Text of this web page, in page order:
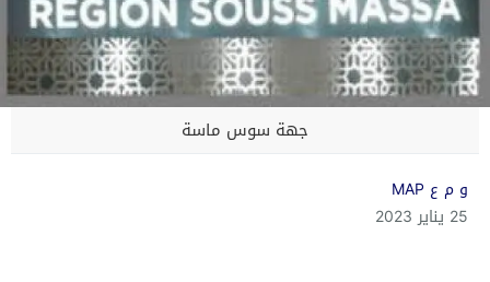
جهة سوس ماسة
و م ع MAP
25 يناير 2023